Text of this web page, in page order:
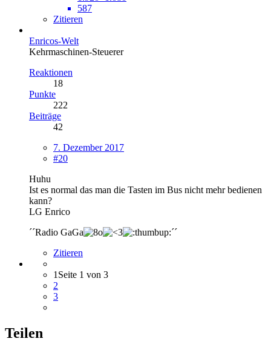
587
Zitieren
Enricos-Welt
Kehrmaschinen-Steuerer
Reaktionen
18
Punkte
222
Beiträge
42
7. Dezember 2017
#20
Huhu
Ist es normal das man die Tasten im Bus nicht mehr bedienen
kann?
LG Enrico
´´Radio GaGa
´´
Zitieren
1Seite 1 von 3
2
3
Teilen